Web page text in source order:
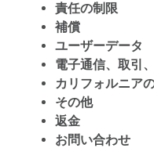
責任の制限
補償
ユーザーデータ
電子通信、取引
カリフォルニア
その他
返金
お問い合わせ